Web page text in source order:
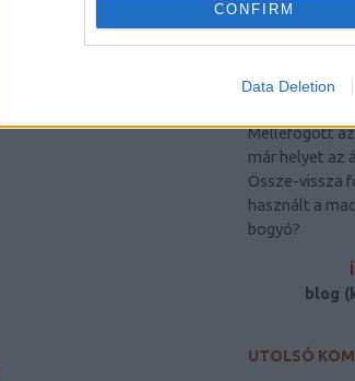
CONFIRM
Data Deletion
ÍRJ NEKÜNK!
Melléfogott
már helyet az
Össze-vissza
használt a
bogyó?
blog
UTOLSÓ